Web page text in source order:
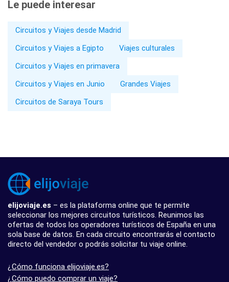
Le puede interesar
Circuitos y Viajes desde Madrid
Circuitos y Viajes a Egipto
Viajes culturales
Circuitos y Viajes en primavera
Circuitos y Viajes en Junio
Grandes Viajes
Circuitos de Saraya Tours
elijoviaje.es – es la plataforma online que te permite
seleccionar los mejores circuitos turísticos. Reunimos las
ofertas de todos los operadores turísticos de España en una
sola base de datos. En cada circuito encontrarás el contacto
directo del vendedor o podrás solicitar tu viaje online.
¿Cómo funciona elijoviaje.es?
¿Cómo puedo comprar un viaje?